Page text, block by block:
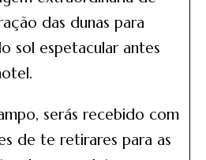
das dunas para
sol espetacular antes
serás recebido com
de te retirares para as